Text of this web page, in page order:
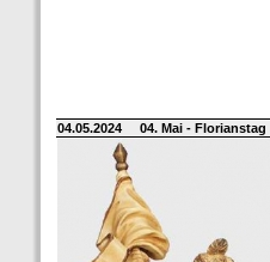
04.05.2024 04. Mai -